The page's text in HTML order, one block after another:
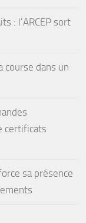
: l’ARCEP sort
course dans un
certificats
sa présence